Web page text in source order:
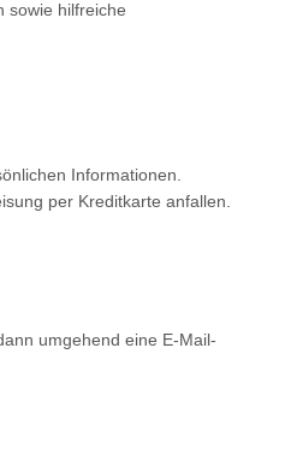
sowie hilfreiche
Informationen.
per Kreditkarte anfallen.
umgehend eine E-Mail-